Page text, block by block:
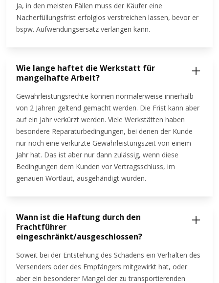
Ja, in den meisten Fällen muss der Käufer eine
Nacherfüllungsfrist erfolglos verstreichen lassen, bevor er
bspw. Aufwendungsersatz verlangen kann.
Wie lange haftet die Werkstatt für
mangelhafte Arbeit?
Gewährleistungsrechte können normalerweise innerhalb
von 2 Jahren geltend gemacht werden. Die Frist kann aber
auf ein Jahr verkürzt werden. Viele Werkstätten haben
besondere Reparaturbedingungen, bei denen der Kunde
nur noch eine verkürzte Gewährleistungszeit von einem
Jahr hat. Das ist aber nur dann zulässig, wenn diese
Bedingungen dem Kunden vor Vertragsschluss, im
genauen Wortlaut, ausgehändigt wurden.
Wann ist die Haftung durch den
Frachtführer
eingeschränkt/ausgeschlossen?
Soweit bei der Entstehung des Schadens ein Verhalten des
Versenders oder des Empfängers mitgewirkt hat, oder
aber ein besonderer Mangel der zu transportierenden